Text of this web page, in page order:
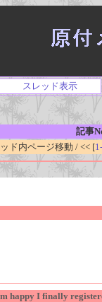
スレッド表示
記事
ド内ページ移動 / << [
happy I finally